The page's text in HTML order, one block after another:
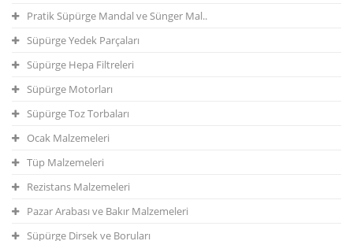
Pratik Süpürge Mandal ve Sünger Mal..
Süpürge Yedek Parçaları
Süpürge Hepa Filtreleri
Süpürge Motorları
Süpürge Toz Torbaları
Ocak Malzemeleri
Tüp Malzemeleri
Rezistans Malzemeleri
Pazar Arabası ve Bakır Malzemeleri
Süpürge Dirsek ve Boruları